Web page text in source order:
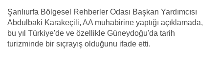
Şanlıurfa Bölgesel Rehberler Odası Başkan Yardımcısı
Abdulbaki Karakeçili, AA muhabirine yaptığı açıklamada,
bu yıl Türkiye'de ve özellikle Güneydoğu'da tarih
turizminde bir sıçrayış olduğunu ifade etti.